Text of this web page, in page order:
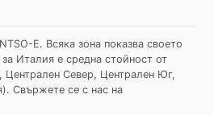
E. Всяка зона показва своето
Италия е средна стойност от
Централен Север, Централен Юг,
Свържете се с нас на